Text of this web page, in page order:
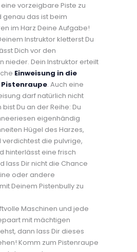
vorzeigbare Piste zu
genau das ist beim
im Harz Deine Aufgabe!
Instruktor kletterst Du
Dich vor den
nieder. Dein Instruktor erteilt
Einweisung in die
. Auch eine
darf natürlich nicht
Du an der Reihe: Du
eigenhändig
Hügel des Harzes,
verdichtest die pulvrige,
hinterlässt eine frisch
lass Dir nicht die Chance
oder andere
Deinem Pistenbully zu
Maschinen und jede
mit mächtigen
dann lass Dir dieses
Komm zum Pistenraupe